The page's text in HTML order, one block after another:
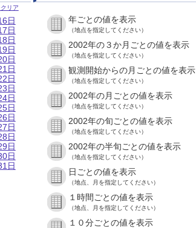
リア
日
日
日
日
日
日
日
日
日
日
日
日
日
日
日
日
年ごとの値を表示
（地点を指定してください）
2002年の３か月ごとの値を表示
（地点を指定してください）
観測開始からの月ごとの値を表示
（地点を指定してください）
2002年の月ごとの値を表示
（地点を指定してください）
2002年の旬ごとの値を表示
（地点を指定してください）
2002年の半旬ごとの値を表示
（地点を指定してください）
日ごとの値を表示
（地点、月を指定してください）
１時間ごとの値を表示
（地点、月を指定してください）
１０分ごとの値を表示